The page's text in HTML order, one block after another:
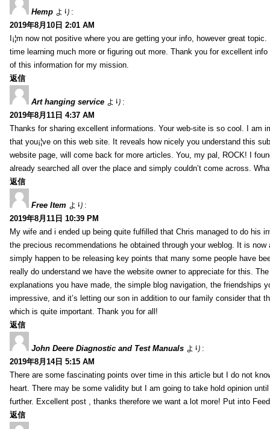
Hemp より:
2019年8月10日 2:01 AM
I¡¦m now not positive where you are getting your info, however great
time learning much more or figuring out more. Thank you for excellent
of this information for my mission.
返信
Art hanging service より:
2019年8月11日 4:37 AM
Thanks for sharing excellent informations. Your web-site is so cool. I am
that you¡¦ve on this web site. It reveals how nicely you understand this
website page, will come back for more articles. You, my pal, ROCK! I
already searched all over the place and simply couldn’t come across.
返信
Free Item より:
2019年8月11日 10:39 PM
My wife and i ended up being quite fulfilled that Chris managed to do his
the precious recommendations he obtained through your weblog. It is now
simply happen to be releasing key points that many some people have
really do understand we have the website owner to appreciate for this.
explanations you have made, the simple blog navigation, the friendships
impressive, and it’s letting our son in addition to our family consider that
which is quite important. Thank you for all!
返信
John Deere Diagnostic and Test Manuals より:
2019年8月14日 5:15 AM
There are some fascinating points over time in this article but I do not
heart. There may be some validity but I am going to take hold opinion
further. Excellent post , thanks therefore we want a lot more! Put into
返信